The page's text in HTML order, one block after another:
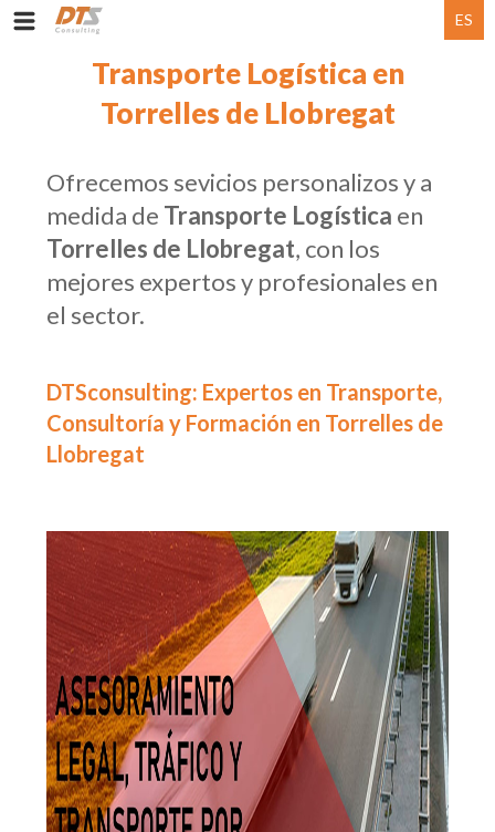
ES
Transporte Logística en
Torrelles de Llobregat
Ofrecemos sevicios personalizos y a
medida de Transporte Logística en
Torrelles de Llobregat, con los
mejores expertos y profesionales en
el sector.
DTSconsulting: Expertos en Transporte,
Consultoría y Formación en Torrelles de
Llobregat